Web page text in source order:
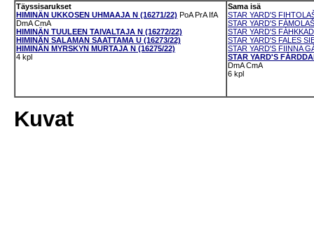
Täyssisarukset
HIMINÄN UKKOSEN UHMAAJA N (16271/22) PoA PrA IfA
DmA CmA
HIMINÄN TUULEEN TAIVALTAJA N (16272/22)
HIMINÄN SALAMAN SAATTAMA U (16273/22)
HIMINÄN MYRSKYN MURTAJA N (16275/22)
4 kpl
Sama isä
STAR YARD'S
STAR YARD'S
STAR YARD'S
STAR YARD'S FALES
STAR YARD'S FIINNA
STAR YARD'S
DmA CmA
6 kpl
Kuvat